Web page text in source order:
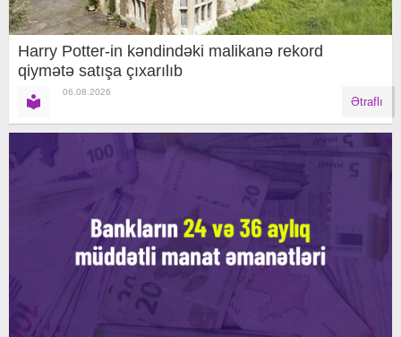
Harry Potter-in kəndindəki malikanə rekord
qiymətə satışa çıxarılıb
06.08.2026
Ətraflı